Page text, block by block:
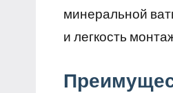
минеральной
и легкость